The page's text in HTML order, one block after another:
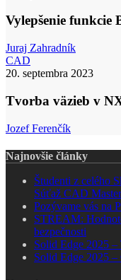
Surface
Vylepšenie funkcie
Juraj Zahradník
CAD
väzieb
NX2306
20. septembra 2023
Tvorba väzieb v
Jozef Ferenčík
Najnovšie články
Študenti z celého
Súťaž CAD
Pozývame vás na
STREAM:
bezpečnosti
Solid Edge 2025
Solid Edge 2025